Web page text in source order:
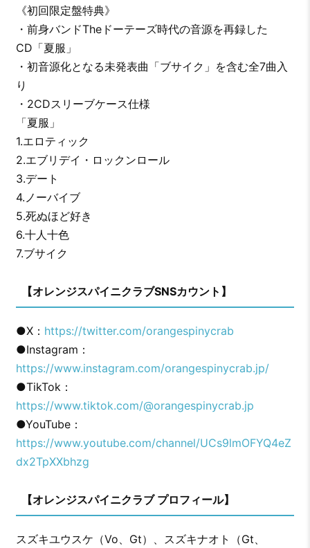
《初回限定盤特典》
・前身バンドTheドーテーズ時代の音源を再録した
CD「夏服」
・初音源化となる未発表曲「ブサイク」を含む全7曲入
り
・2CDスリーブケース仕様
「夏服」
1.エロティック
2.エブリデイ・ロックンロール
3.デート
4.ノーバイブ
5.死ぬほど好き
6.十人十色
7.ブサイク
【オレンジスパイニクラブSNSカウント】
●X： https://twitter.com/orangespinycrab
●Instagram：
https://www.instagram.com/orangespinycrab.jp/
●TikTok：
https://www.tiktok.com/@orangespinycrab.jp
●YouTube：
https://www.youtube.com/channel/UCs9lmOFYQ4eZ
dx2TpXXbhzg
【オレンジスパイニクラブ プロフィール】
スズキユウスケ（Vo、Gt）、スズキナオト（Gt、